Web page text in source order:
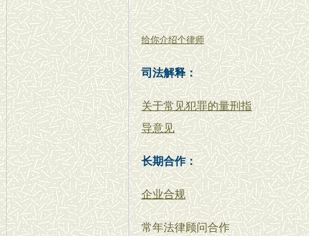
给你介绍个律师
司法解释：
关于常见犯罪的量刑指
导意见
长期合作：
企业合规
常年法律顾问合作